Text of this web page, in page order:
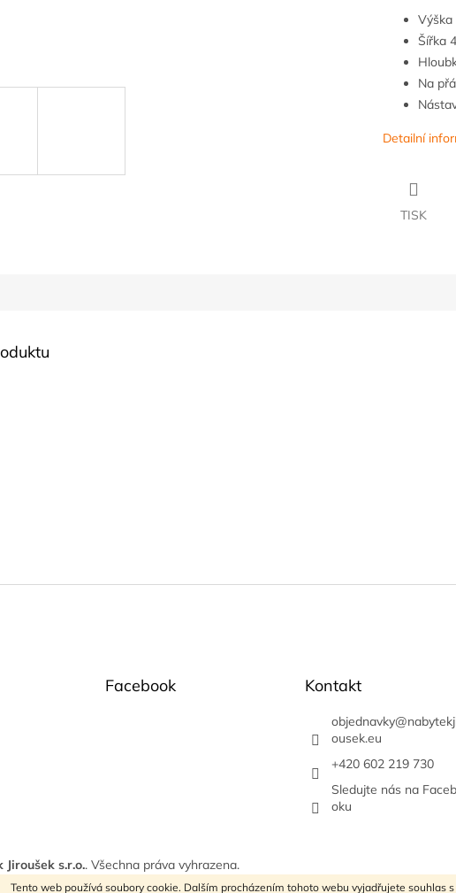
Tento web používá soubory cookie. Dalším procházením tohoto webu vyjadřujete souhlas
Výška
Šířka
Na
Detailní
TISK
Facebook Kontakt
objednavky@
ousek.eu
+420 602 219 730
Sledujte nás na
oku
Jiroušek s.r.o.. Všechna práva vyhrazena.